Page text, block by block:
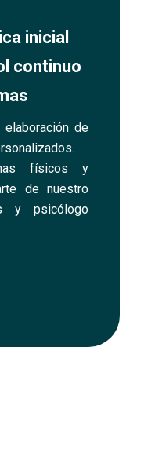
inicial
continuo
elaboración de
físicos y
de nuestro
y psicólogo